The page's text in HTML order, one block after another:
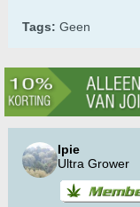
Tags: Geen
Ipie
Ultra Grower